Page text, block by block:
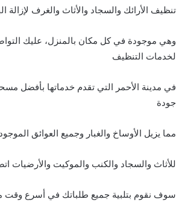
تنظيف الأرائك والسجاد والأثاث والغرف لإزالة
وهي موجودة في كل مكان بالمنزل، عليك
لخدمات التنظيف
في مدينة الأحمر التي تقدم خدماتها بأفضل
جودة
مما يزيل الأوساخ والغبار وجميع العوائق
للأثاث والسجاد والكنب والموكيت والأرضيات
سوف نقوم بتلبية جميع طلباتك في أسرع